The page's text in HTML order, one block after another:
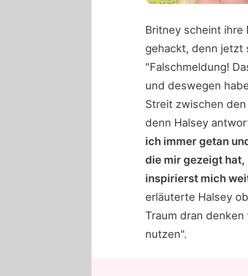
Britney scheint ihre
gehackt, denn jetzt
"Falschmeldung!
und deswegen
Streit zwischen
denn Halsey
ich immer getan
die mir gezeigt
inspirierst mich
erläuterte Halsey
Traum dran
nutzen".